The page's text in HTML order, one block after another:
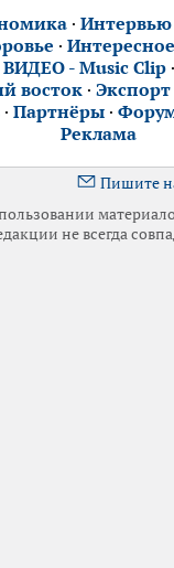
· Интервью
· Интересное
ВИДЕО - Music Clip
восток ·
· Партнёры·
Реклама
Пишите
не всегда